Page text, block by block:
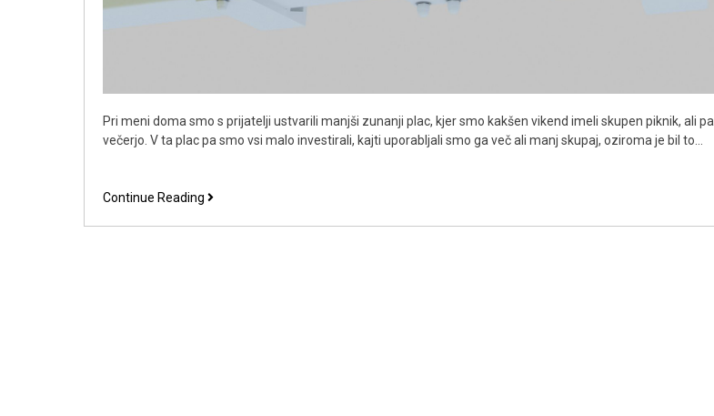
Pri meni doma smo s prijatelji ustvarili manjši zunanji plac, kjer smo kakšen vikend imeli skupen piknik, ali pa
večerjo. V ta plac pa smo vsi malo investirali, kajti uporabljali smo ga več ali manj skupaj, oziroma je bil to…
Continue Reading Kasetne